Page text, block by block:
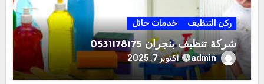
ركن التنظيف خدمات حائل
شركة تنظيف بنجران 0531178175
admin أكتوبر 7, 2025